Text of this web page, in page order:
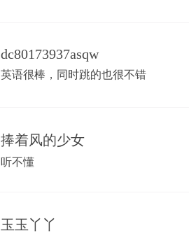
dc80173937asqw
英语很棒，同时跳的也很不错
捧着风的少女
听不懂
玉玉丫丫